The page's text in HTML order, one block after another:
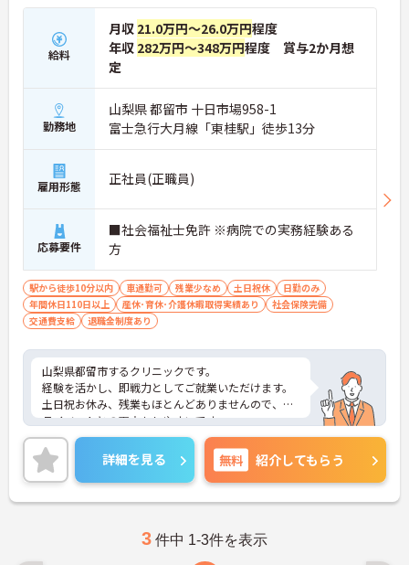
給料
月収 21.0万円～26.0万円程度
年収 282万円～348万円程度 賞与2か月想
定
勤務地
山梨県 都留市 十日市場958-1
富士急行大月線「東桂駅」徒歩13分
雇用形態 正社員(正職員)
応募要件
■社会福祉士免許 ※病院での実務経験ある
方
駅から徒歩10分以内 車通勤可 残業少なめ 土日祝休
日勤のみ
年間休日110日以上
産休･育休･介護休暇取得実績あり
社会保険完備
交通費支給
退職金制度あり
山梨県都留市するクリニックです。
経験を活かし、即戦力としてご就業いただけます。
土日祝お休み、残業もほとんどありませんので、プ
ライベートとの両立もしやすいです。
ご興味のある方は詳細等をお伝えいたしますので、
お気軽にお問い合わせください。
詳細を見る 無料 紹介してもらう
3 件中 1-3件を表示